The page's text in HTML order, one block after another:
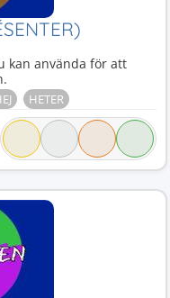
kan använda för att
HETER